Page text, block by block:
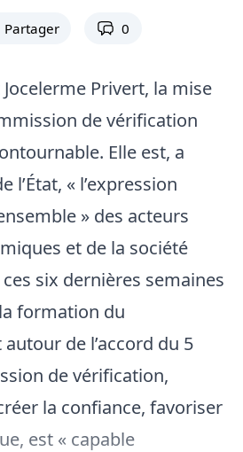
Partager 0
Privert, la mise
de vérification
Elle est, a
l’État, « l’expression
» des acteurs
et de la société
six dernières semaines
formation du
de l’accord du 5
de vérification,
la confiance, favoriser
est « capable